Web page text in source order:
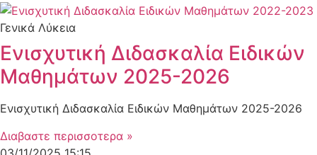
Γενικά Λύκεια
Ενισχυτική Διδασκαλία Ειδικών
Μαθημάτων 2025-2026
Ενισχυτική Διδασκαλία Ειδικών Μαθημάτων 2025-2026
Διαβαστε περισσοτερα »